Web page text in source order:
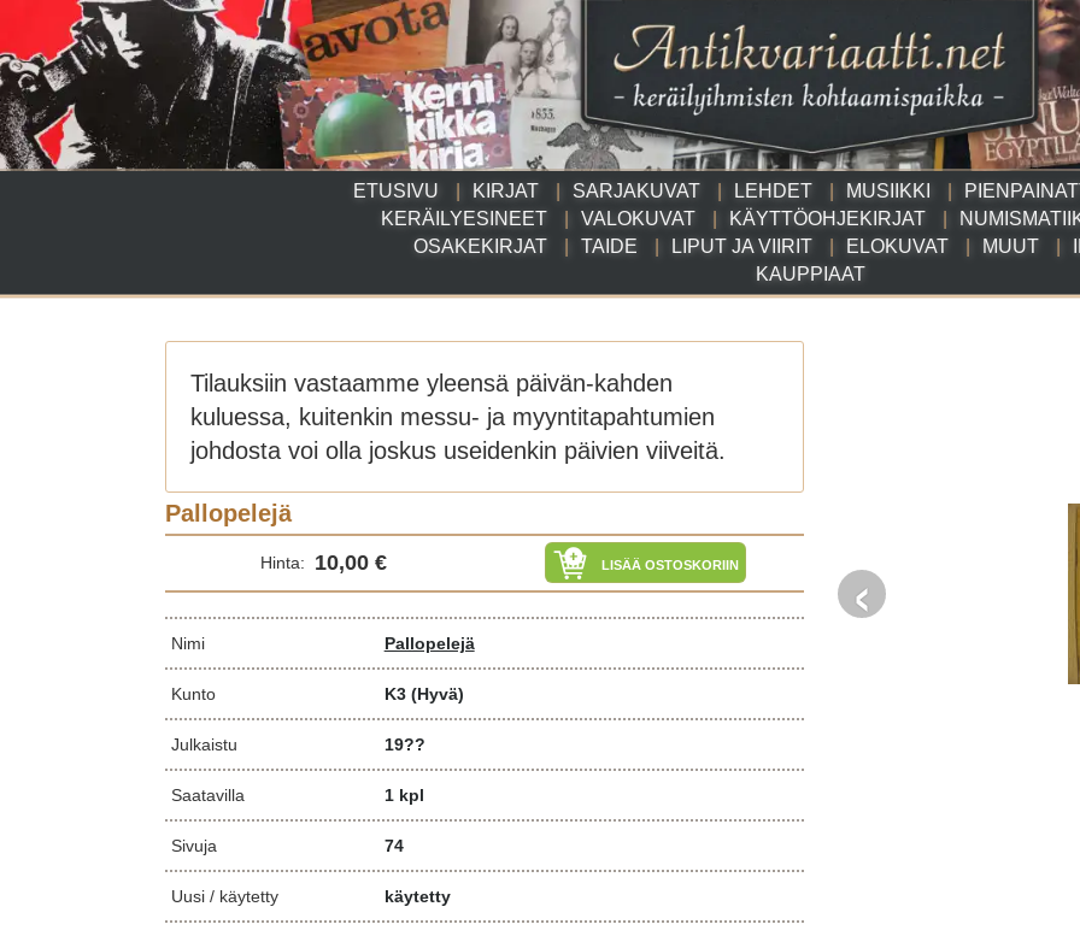
ETUSIVU KIRJAT SARJAKUVAT LEHDET MUSIIKKI
KERÄILYESINEET
VALOKUVAT KÄYTTÖOHJEKIRJAT
OSAKEKIRJAT
TAIDE LIPUT JA VIIRIT ELOKUVAT MUUT
KAUPPIAAT
Tilauksiin vastaamme yleensä päivän-kahden
kuluessa, kuitenkin messu- ja myyntitapahtumien
johdosta voi olla joskus useidenkin päivien viiveitä.
Pallopelejä
‹
Hinta: 10,00 € LISÄÄ OSTOSKORIIN
Nimi Pallopelejä
Kunto K3 (Hyvä)
Julkaistu 19??
Saatavilla 1 kpl
Sivuja 74
Uusi / käytetty käytetty